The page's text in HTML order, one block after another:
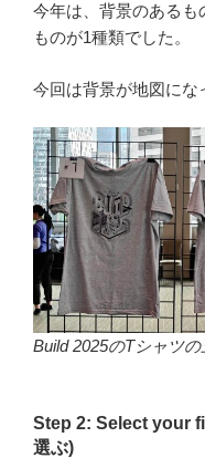
今年は、背景のあるも
ものが1種類でした。
今回は背景が地図にな
Build 2025のTシャツ
Step 2: Select your
選ぶ)